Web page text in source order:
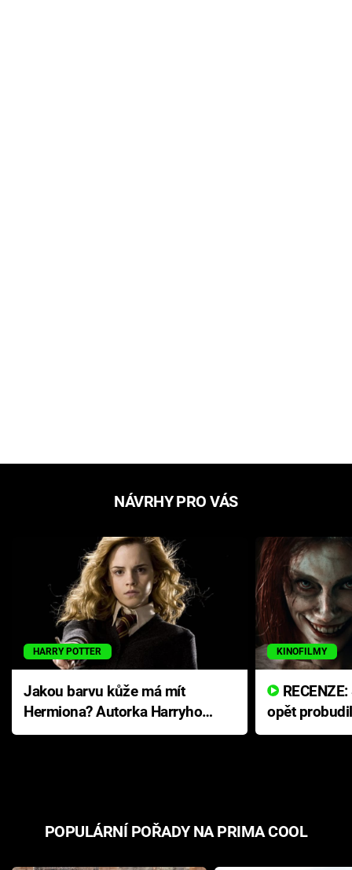
NÁVRHY PRO VÁS
HARRY POTTER
Jakou barvu kůže má mít
Hermiona? Autorka Harryho
Pottera přišla s ráznou
KINOFILMY
opět
přichází s
POPULÁRNÍ POŘADY NA PRIMA COOL